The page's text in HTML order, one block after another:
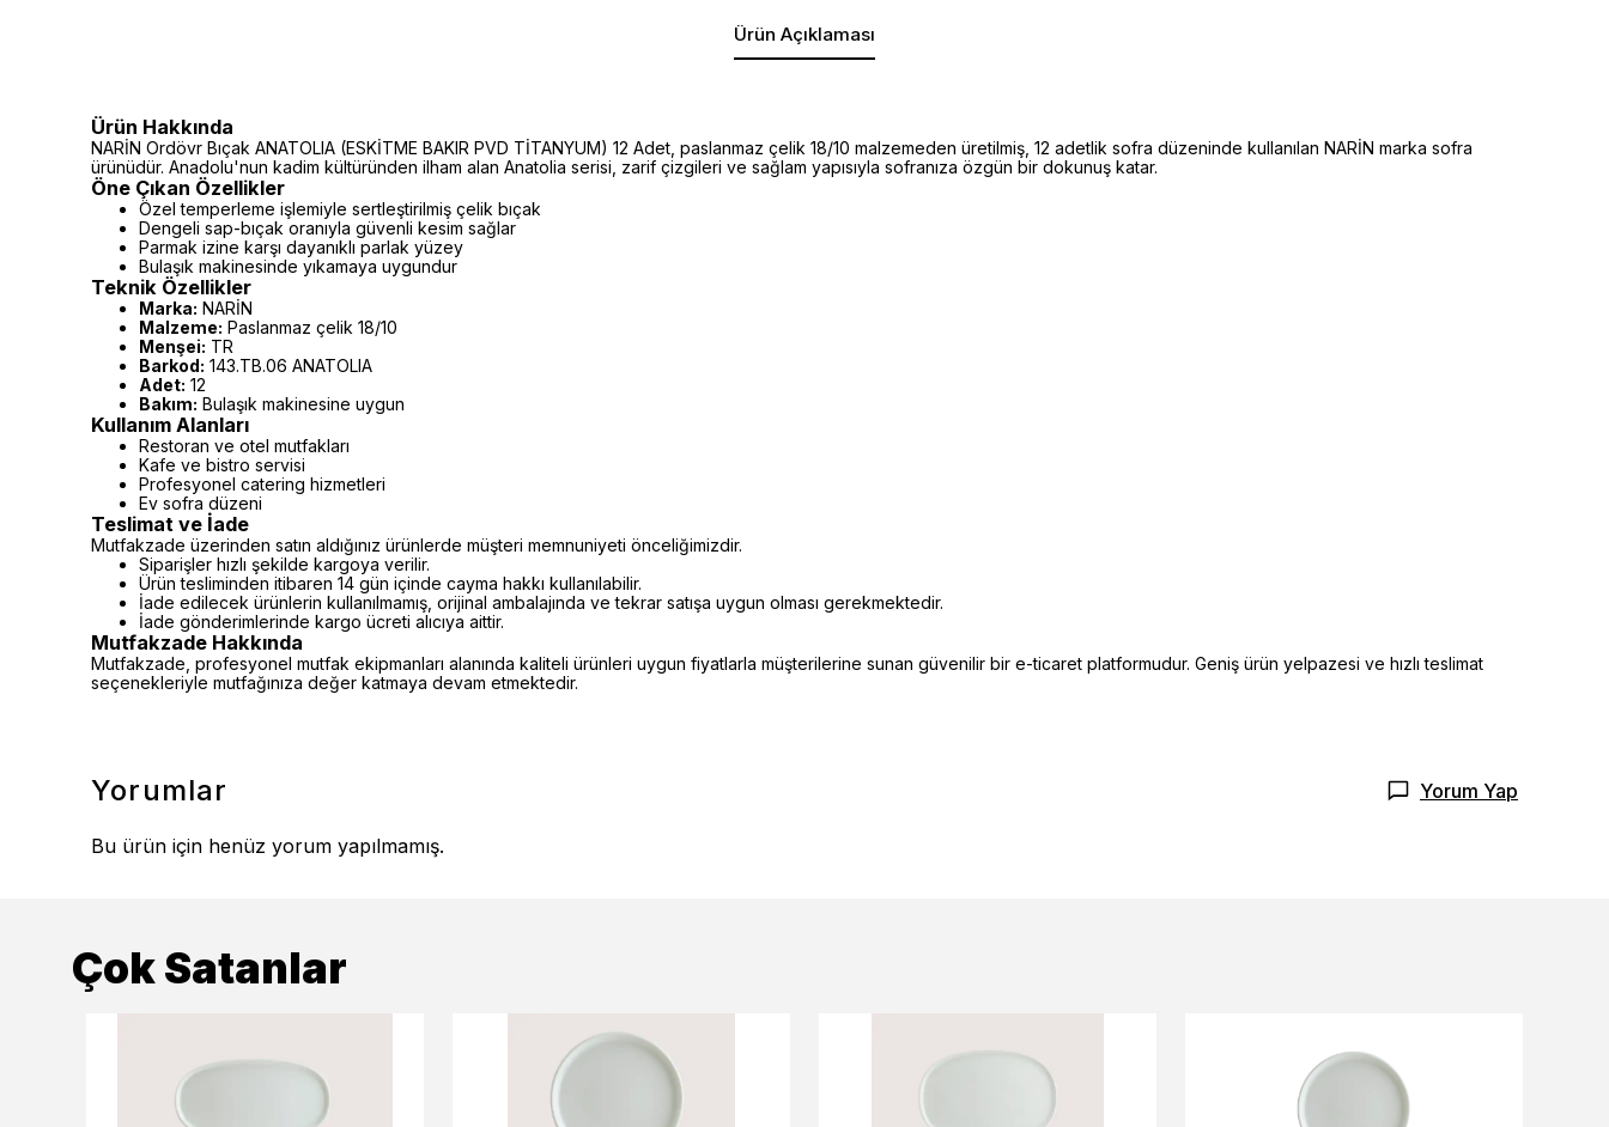
Ürün Açıklaması
Ürün Hakkında
NARİN Ordövr Bıçak ANATOLIA (ESKİTME BAKIR PVD TİTANYUM) 12 Adet, paslanmaz çelik 18/10 malzemeden üretilmiş, 12 adetlik sofra düzeninde kullanılan NARİN marka sofra
ürünüdür. Anadolu'nun kadim kültüründen ilham alan Anatolia serisi, zarif çizgileri ve sağlam yapısıyla sofranıza özgün bir dokunuş katar.
Öne Çıkan Özellikler
Özel temperleme işlemiyle sertleştirilmiş çelik bıçak
Dengeli sap-bıçak oranıyla güvenli kesim sağlar
Parmak izine karşı dayanıklı parlak yüzey
Bulaşık makinesinde yıkamaya uygundur
Teknik Özellikler
Marka: NARİN
Malzeme: Paslanmaz çelik 18/10
Menşei: TR
Barkod: 143.TB.06 ANATOLIA
Adet: 12
Bakım: Bulaşık makinesine uygun
Kullanım Alanları
Restoran ve otel mutfakları
Kafe ve bistro servisi
Profesyonel catering hizmetleri
Ev sofra düzeni
Teslimat ve İade
Mutfakzade üzerinden satın aldığınız ürünlerde müşteri memnuniyeti önceliğimizdir.
Siparişler hızlı şekilde kargoya verilir.
Ürün tesliminden itibaren 14 gün içinde cayma hakkı kullanılabilir.
İade edilecek ürünlerin kullanılmamış, orijinal ambalajında ve tekrar satışa uygun olması gerekmektedir.
İade gönderimlerinde kargo ücreti alıcıya aittir.
Mutfakzade Hakkında
Mutfakzade, profesyonel mutfak ekipmanları alanında kaliteli ürünleri uygun fiyatlarla müşterilerine sunan güvenilir bir e-ticaret platformudur. Geniş ürün yelpazesi ve hızlı teslimat
seçenekleriyle mutfağınıza değer katmaya devam etmektedir.
Yorumlar Yorum Yap
Bu ürün için henüz yorum yapılmamış.
Çok Satanlar